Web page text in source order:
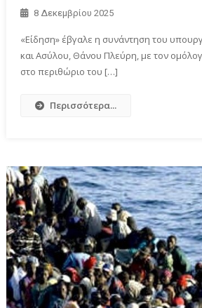
8 Δεκεμβρίου 2025
«Είδηση» έβγαλε η συνάντηση του
και Ασύλου, Θάνου Πλεύρη, με τον
στο περιθώριο του […]
Περισσότερα...